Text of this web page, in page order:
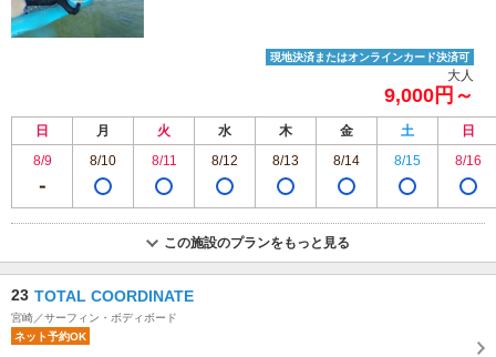
現地決済またはオンラインカード決済可
大人
9,000円～
日 月 火 水 木 金 土
日
8/9
8/10 8/11 8/12 8/13 8/14 8/15 8/16
この施設のプランをもっと見る
23 TOTAL COORDINATE
宮崎／サーフィン・ボディボード
ネット予約OK